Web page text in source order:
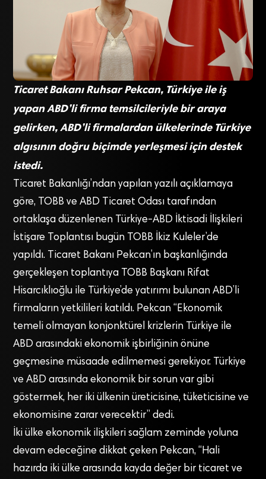
Ticaret Bakanı Ruhsar Pekcan, Türkiye ile iş
yapan ABD’li firma temsilcileriyle bir araya
gelirken, ABD’li firmalardan ülkelerinde Türkiye
algısının doğru biçimde yerleşmesi için destek
istedi.
Ticaret Bakanlığı’ndan yapılan yazılı açıklamaya
göre, TOBB ve ABD Ticaret Odası tarafından
ortaklaşa düzenlenen Türkiye-ABD İktisadi İlişkileri
İstişare Toplantısı bugün TOBB İkiz Kuleler’de
yapıldı. Ticaret Bakanı Pekcan’ın başkanlığında
gerçekleşen toplantıya TOBB Başkanı Rifat
Hisarcıklıoğlu ile Türkiye’de yatırımı bulunan ABD’li
firmaların yetkilileri katıldı. Pekcan “Ekonomik
temeli olmayan konjonktürel krizlerin Türkiye ile
ABD arasındaki ekonomik işbirliğinin önüne
geçmesine müsaade edilmemesi gerekiyor. Türkiye
ve ABD arasında ekonomik bir sorun var gibi
göstermek, her iki ülkenin üreticisine, tüketicisine ve
ekonomisine zarar verecektir” dedi.
İki ülke ekonomik ilişkileri sağlam zeminde yoluna
devam edeceğine dikkat çeken Pekcan, “Hali
hazırda iki ülke arasında kayda değer bir ticaret ve